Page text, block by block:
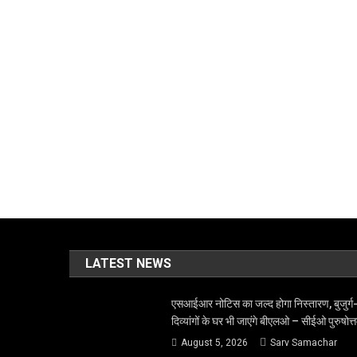
LATEST NEWS
एसआईआर नोटिस का जल्द होगा निस्तारण, बुजुर्ग-
दिव्यांगों के घर भी जाएंगे बीएलओ – सीईओ
August 5, 2026 Sarv Samachar